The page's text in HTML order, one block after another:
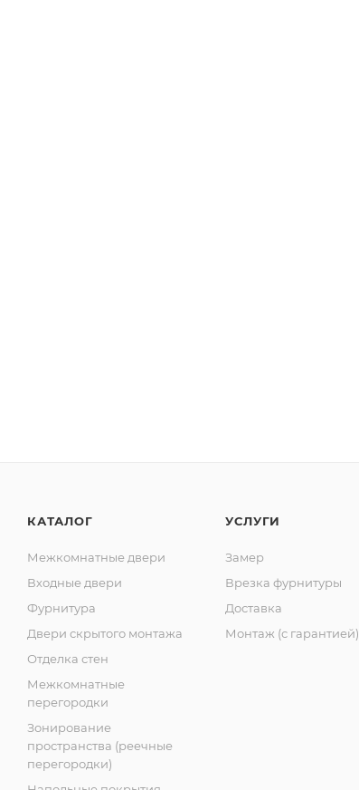
КАТАЛОГ
Межкомнатные двери
Входные двери
Фурнитура
Двери скрытого монтажа
Отделка стен
Межкомнатные
перегородки
Зонирование
пространства (реечные
перегородки)
УСЛУГИ
Замер
Врезка фурнитуры
Доставка
Монтаж (с гарантией)